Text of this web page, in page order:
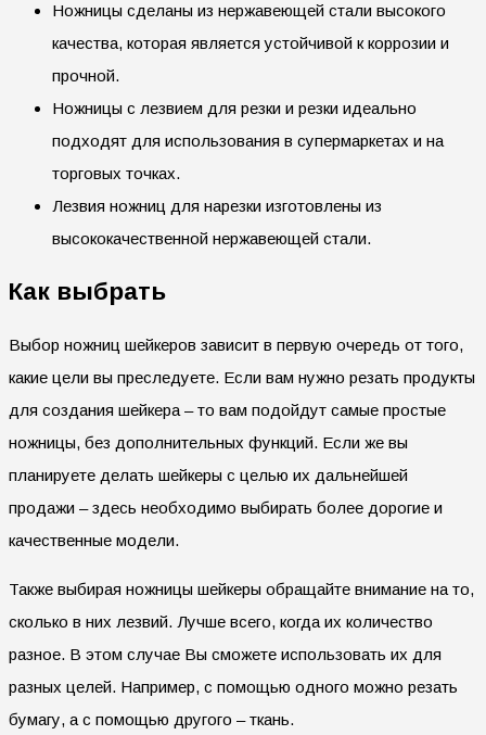
Ножницы сделаны из нержавеющей стали высокого
качества, которая является устойчивой к коррозии и
прочной.
Ножницы с лезвием для резки и резки идеально
подходят для использования в супермаркетах и на
торговых точках.
Лезвия ножниц для нарезки изготовлены из
высококачественной нержавеющей стали.
Как выбрать
Выбор ножниц шейкеров зависит в первую очередь от того,
какие цели вы преследуете. Если вам нужно резать продукты
для создания шейкера – то вам подойдут самые простые
ножницы, без дополнительных функций. Если же вы
планируете делать шейкеры с целью их дальнейшей
продажи – здесь необходимо выбирать более дорогие и
качественные модели.
Также выбирая ножницы шейкеры обращайте внимание на то,
сколько в них лезвий. Лучше всего, когда их количество
разное. В этом случае Вы сможете использовать их для
разных целей. Например, с помощью одного можно резать
бумагу, а с помощью другого – ткань.